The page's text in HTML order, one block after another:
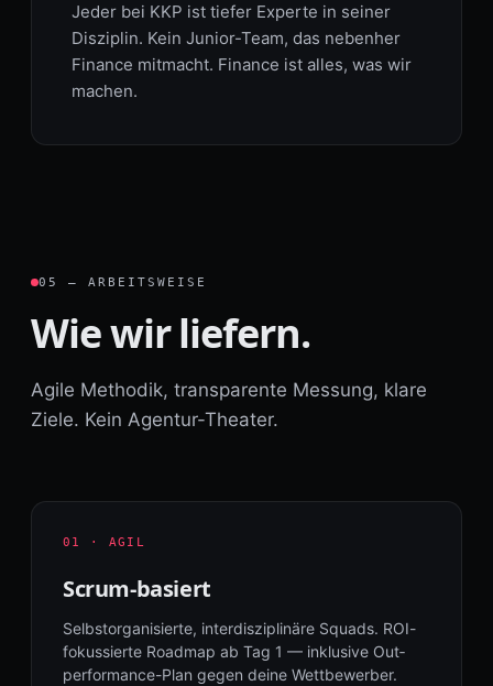
Jeder bei KKP ist tiefer Experte in seiner
Disziplin. Kein Junior-Team, das nebenher
Finance mitmacht. Finance ist alles, was wir
machen.
05 — ARBEITSWEISE
Wie wir liefern.
Agile Methodik, transparente Messung, klare
Ziele. Kein Agentur-Theater.
01 · AGIL
Scrum-basiert
Selbstorganisierte, interdisziplinäre Squads. ROI-
fokussierte Roadmap ab Tag 1 — inklusive Out­
performance-Plan gegen deine Wettbewerber.